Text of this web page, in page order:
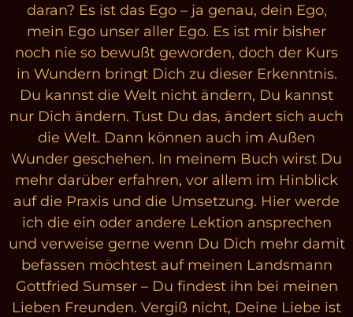
daran? Es ist das Ego – ja genau, dein Ego,
mein Ego unser aller Ego. Es ist mir bisher
noch nie so bewußt geworden, doch der Kurs
in Wundern bringt Dich zu dieser Erkenntnis.
Du kannst die Welt nicht ändern, Du kannst
nur Dich ändern. Tust Du das, ändert sich auch
die Welt. Dann können auch im Außen
Wunder geschehen. In meinem Buch wirst Du
mehr darüber erfahren, vor allem im Hinblick
auf die Praxis und die Umsetzung. Hier werde
ich die ein oder andere Lektion ansprechen
und verweise gerne wenn Du Dich mehr damit
befassen möchtest auf meinen Landsmann
Gottfried Sumser – Du findest ihn bei meinen
Lieben Freunden. Vergiß nicht, Deine Liebe ist